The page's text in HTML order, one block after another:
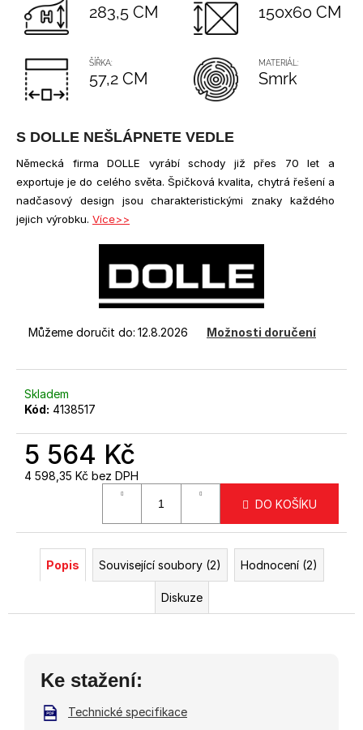
hvězdiček.
283,5 CM 150x60 CM
ŠÍŘKA:
57,2 CM
MATERIÁL:
Smrk
S DOLLE NEŠLÁPNETE VEDLE
Německá firma DOLLE vyrábí schody již přes 70 let a
exportuje je do celého světa. Špičková kvalita, chytrá řešení a
nadčasový design jsou charakteristickými znaky každého
jejich výrobku. Více>>
Můžeme doručit do: 12.8.2026 Možnosti doručení
Skladem
Kód: 4138517
5 564 Kč
4 598,35 Kč bez DPH
DO KOŠÍKU
Popis Související soubory (2) Hodnocení (2)
Diskuze
Ke stažení:
Technické specifikace
u
m
ANTRACITOVÝ
PRO
3
(RAL7016)
-
MONTÁŽ